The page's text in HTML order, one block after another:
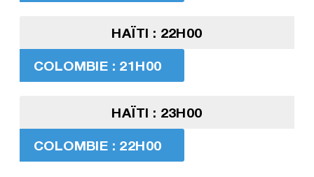
HAÏTI : 22H00
COLOMBIE : 21H00
HAÏTI : 23H00
COLOMBIE : 22H00